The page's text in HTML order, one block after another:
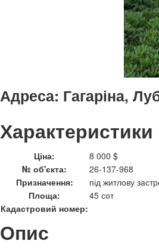
Адреса: Гагаріна,
Характеристики
Ціна:
8 000 $
№ об'єкта:
26-137-968
Призначення:
під житлову
Площа:
45 сот
Кадастровий номер:
Опис